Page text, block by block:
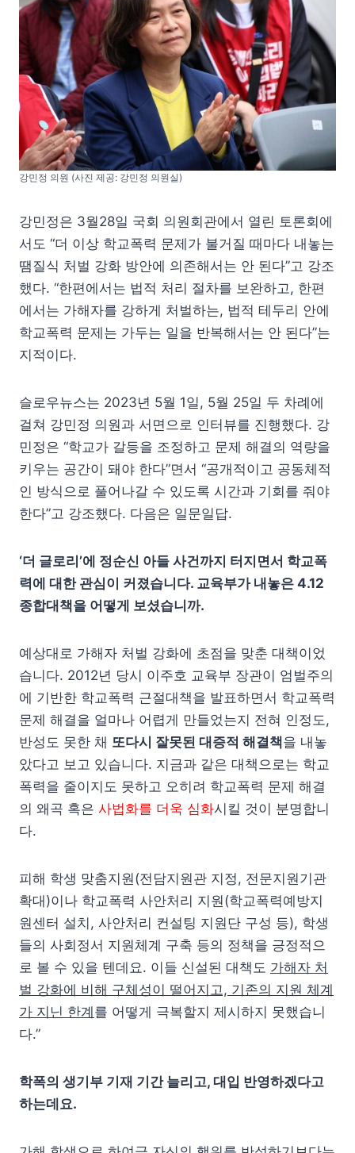
강민정 의원 (사진 제공: 강민정 의원실)
강민정은 3월28일 국회 의원회관에서 열린 토론회에
서도 “더 이상 학교폭력 문제가 불거질 때마다 내놓는
땜질식 처벌 강화 방안에 의존해서는 안 된다”고 강조
했다. “한편에서는 법적 처리 절차를 보완하고, 한편
에서는 가해자를 강하게 처벌하는, 법적 테두리 안에
학교폭력 문제는 가두는 일을 반복해서는 안 된다”는
지적이다.
슬로우뉴스는 2023년 5월 1일, 5월 25일 두 차례에
걸쳐 강민정 의원과 서면으로 인터뷰를 진행했다. 강
민정은 “학교가 갈등을 조정하고 문제 해결의 역량을
키우는 공간이 돼야 한다”면서 “공개적이고 공동체적
인 방식으로 풀어나갈 수 있도록 시간과 기회를 줘야
한다”고 강조했다. 다음은 일문일답.
‘더 글로리’에 정순신 아들 사건까지 터지면서 학교폭
력에 대한 관심이 커졌습니다. 교육부가 내놓은 4.12
종합대책을 어떻게 보셨습니까.
예상대로 가해자 처벌 강화에 초점을 맞춘 대책이었
습니다. 2012년 당시 이주호 교육부 장관이 엄벌주의
에 기반한 학교폭력 근절대책을 발표하면서 학교폭력
문제 해결을 얼마나 어렵게 만들었는지 전혀 인정도,
반성도 못한 채 또다시 잘못된 대증적 해결책을 내놓
았다고 보고 있습니다. 지금과 같은 대책으로는 학교
폭력을 줄이지도 못하고 오히려 학교폭력 문제 해결
의 왜곡 혹은 사법화를 더욱 심화시킬 것이 분명합니
다.
피해 학생 맞춤지원(전담지원관 지정, 전문지원기관
확대)이나 학교폭력 사안처리 지원(학교폭력예방지
원센터 설치, 사안처리 컨설팅 지원단 구성 등), 학생
들의 사회정서 지원체계 구축 등의 정책을 긍정적으
로 볼 수 있을 텐데요. 이들 신설된 대책도 가해자 처
벌 강화에 비해 구체성이 떨어지고, 기존의 지원 체계
가 지닌 한계를 어떻게 극복할지 제시하지 못했습니
다.”
학폭의 생기부 기재 기간 늘리고, 대입 반영하겠다고
하는데요.